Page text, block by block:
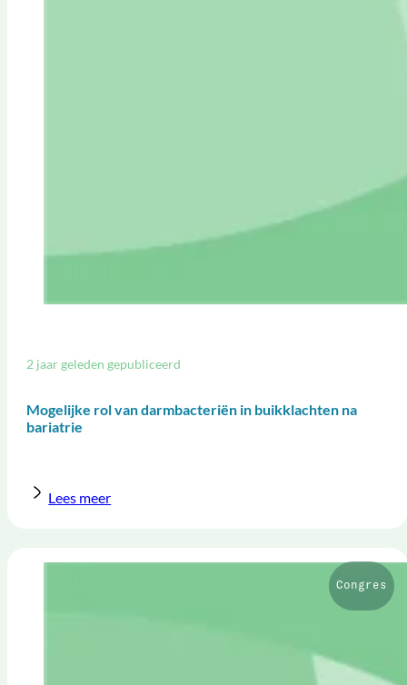
Mogelijke rol van darmbacteriën in buikklachten na
bariatrie
2 jaar geleden gepubliceerd
Lees meer
Congres